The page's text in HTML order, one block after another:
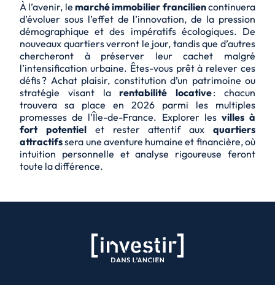
À l’avenir, le marché immobilier franciliencontinuera
d’évoluer sous l’effet de l’innovation, de la pression
démographique et des impératifs écologiques. De
nouveaux quartiers verront le jour, tandis que d’autres
chercheront à préserver leur cachet malgré
l’intensification urbaine. Êtes-vous prêt à relever ces
défis ? Achat plaisir, constitution d’un patrimoine ou
stratégie visant larentabilité locative: chacun
trouvera sa place en 2026 parmi les multiples
promesses de l’Île-de-France. Explorer les villes à
fort potentielet rester attentif auxquartiers
attractifssera une aventure humaine et financière, où
intuition personnelle et analyse rigoureuse feront
toute la différence.